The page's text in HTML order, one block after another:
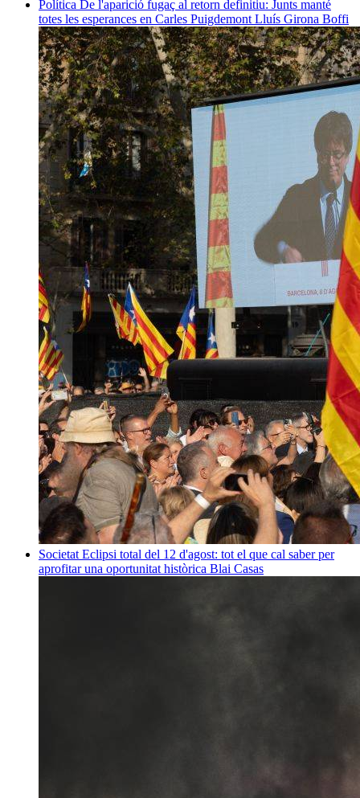
Política De l'aparició fugaç al retorn definitiu: Junts manté
totes les esperances en Carles Puigdemont Lluís Girona Boffi
Societat Eclipsi total del 12 d'agost: tot el que cal saber per
aprofitar una oportunitat històrica Blai Casas